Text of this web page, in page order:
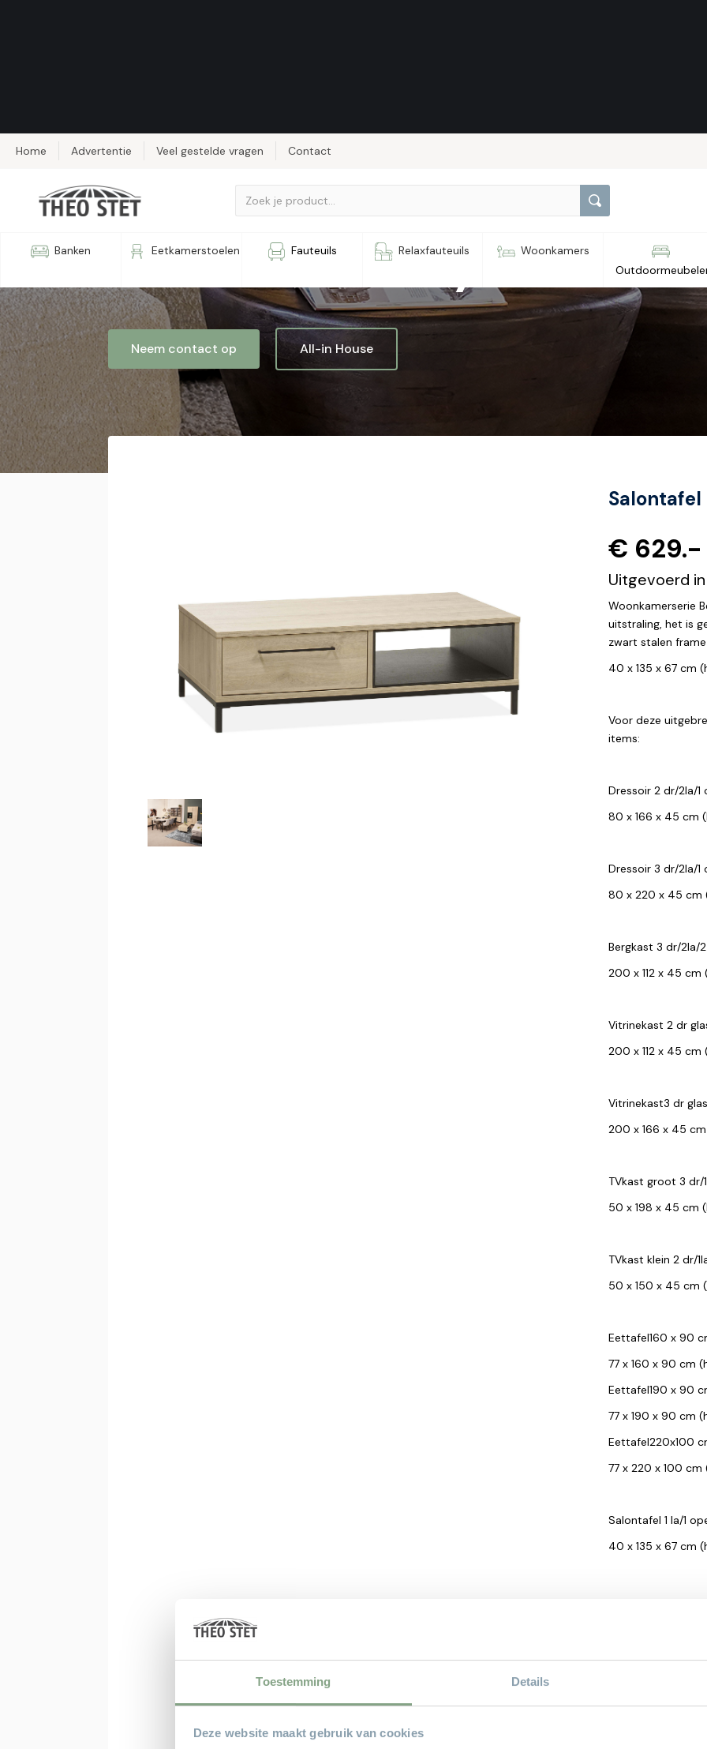
Toestemming Details
Deze website maakt gebruik van cookies
Home Advertentie Veel gestelde vragen Contact
Banken Eetkamerstoelen Fauteuils Relaxfauteuils
Woonkamers
Salontafel Berry
Neem contact op All-in House
Salontafel
€ 629.-
Uitgevoerd
Woonkamerserie
uitstraling, het is
zwart stalen
40 x 135 x 67 cm
Voor deze
items:
Dressoir 2 dr/2la/1
80 x 166 x 45 cm
Dressoir 3 dr/2la/1
80 x 220 x 45 cm
Bergkast 3 dr/2la/
200 x 112 x 45 cm
Vitrinekast 2 dr
200 x 112 x 45 cm
Vitrinekast3 dr
200 x 166 x 45
TVkast groot 3 dr/
50 x 198 x 45 cm
TVkast klein 2 dr/
50 x 150 x 45 cm
Eettafel160 x 90
77 x 160 x 90 cm
Eettafel190 x 90
77 x 190 x 90 cm
Eettafel220x100
77 x 220 x 100 cm
Salontafel 1 la/1
40 x 135 x 67 cm
melamine (ook
een synthetische
laminaatvloeren.